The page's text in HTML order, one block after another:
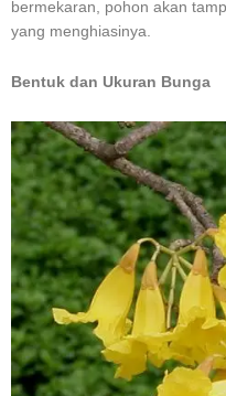
bermekaran, pohon akan
yang menghiasinya.
Bentuk dan Ukuran Bunga